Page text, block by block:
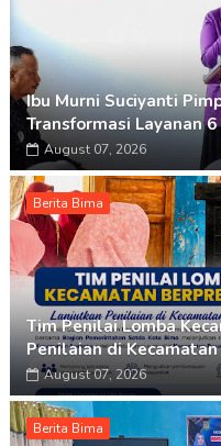
Ibu Murni Suciyanti
Transformasi Layanan
August 07, 2026
Berita Bima
Tim Penilai Lomba
Penilaian di
August 07, 2026
Berita Bima